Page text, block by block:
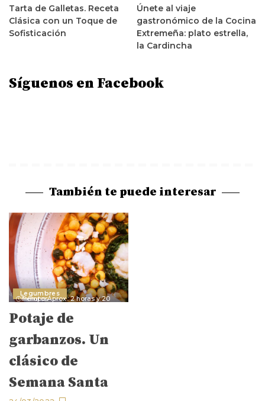
Tarta de Galletas. Receta
Clásica con un Toque de
Sofisticación
Únete al viaje
gastronómico de la Cocina
Extremeña: plato estrella,
la Cardincha
Síguenos en Facebook
También te puede interesar
Legumbres
Tiempo Aprox.: 2 horas y 20 minutos
Potaje de
garbanzos. Un
clásico de
Semana Santa